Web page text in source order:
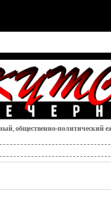
общественно-политический